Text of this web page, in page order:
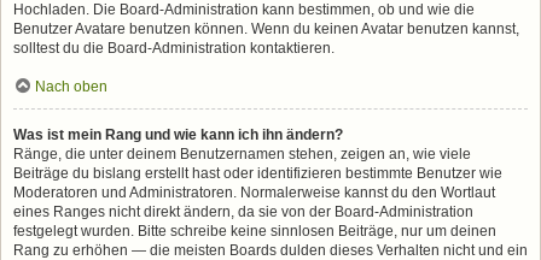
Hochladen. Die Board-Administration kann bestimmen, ob und wie die
Benutzer Avatare benutzen können. Wenn du keinen Avatar benutzen kannst,
solltest du die Board-Administration kontaktieren.
Nach oben
Was ist mein Rang und wie kann ich ihn ändern?
Ränge, die unter deinem Benutzernamen stehen, zeigen an, wie viele
Beiträge du bislang erstellt hast oder identifizieren bestimmte Benutzer wie
Moderatoren und Administratoren. Normalerweise kannst du den Wortlaut
eines Ranges nicht direkt ändern, da sie von der Board-Administration
festgelegt wurden. Bitte schreibe keine sinnlosen Beiträge, nur um deinen
Rang zu erhöhen — die meisten Boards dulden dieses Verhalten nicht und ein